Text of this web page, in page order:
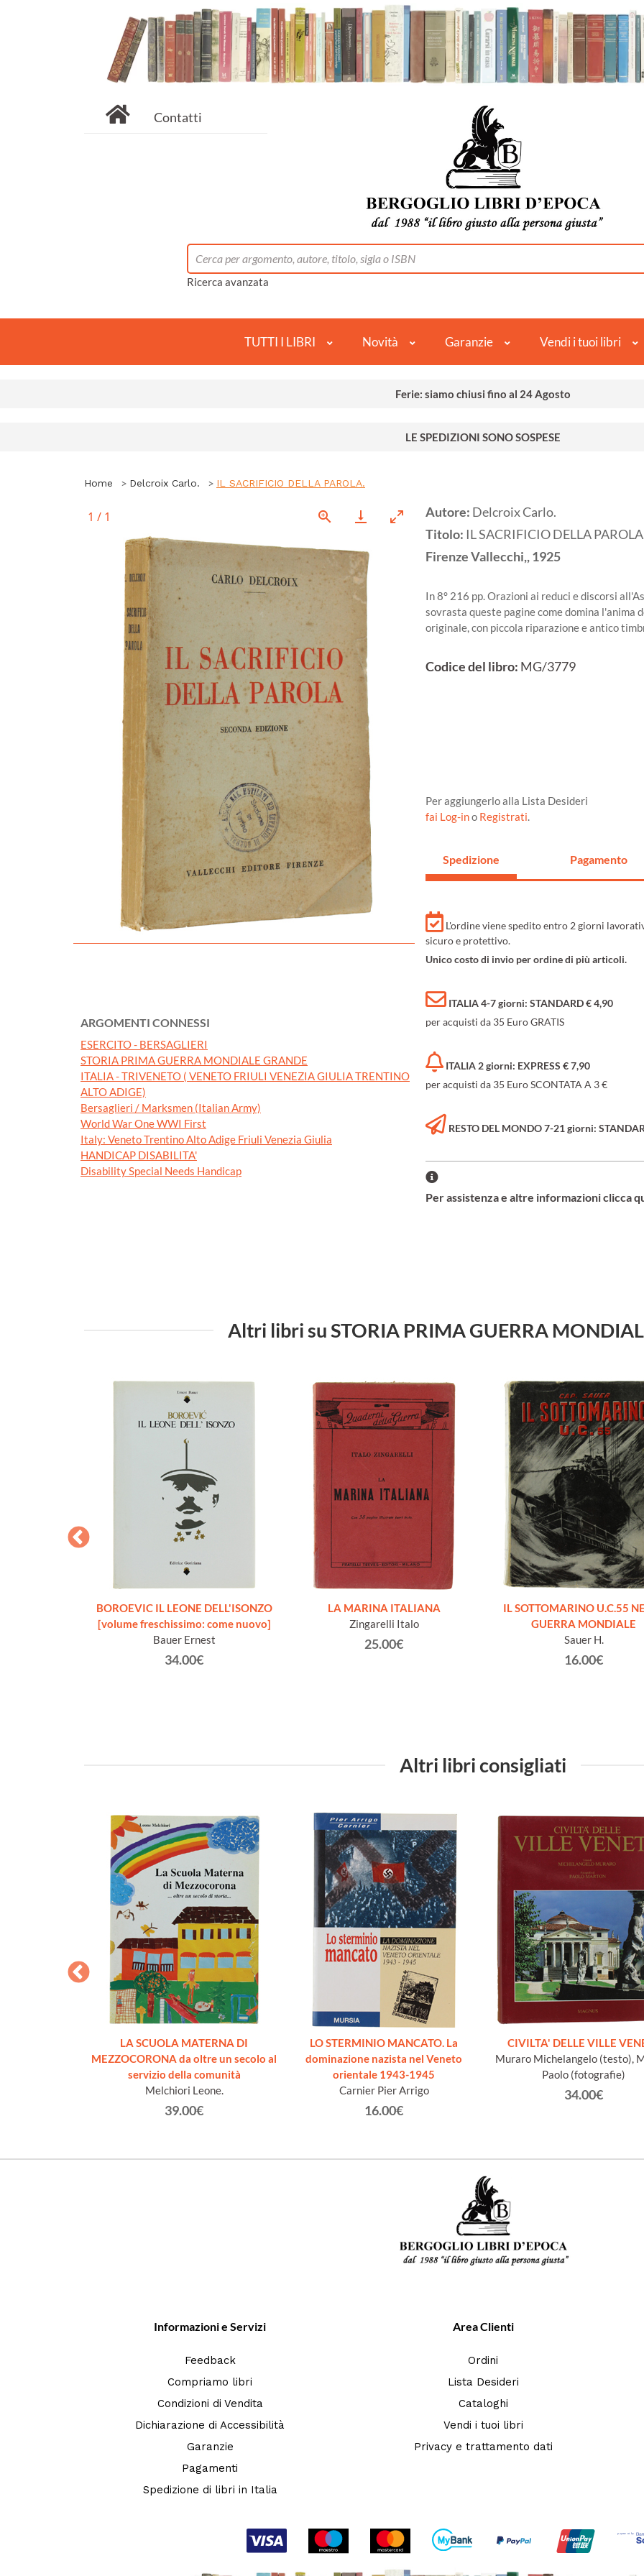
Contatti
Ricerca avanzata
TUTTI I LIBRI Novità Garanzie Vendi i tuoi libri
Ferie: siamo chiusi fino al 24 Agosto
LE SPEDIZIONI SONO SOSPESE
Home Delcroix Carlo. IL SACRIFICIO DELLA PAROLA.
1 / 1
ARGOMENTI CONNESSI
ESERCITO - BERSAGLIERI
STORIA PRIMA GUERRA MONDIALE GRANDE
ITALIA - TRIVENETO ( VENETO FRIULI VENEZIA GIULIA TRENTINO
ALTO ADIGE)
Bersaglieri / Marksmen (Italian Army)
World War One WWI First
Italy: Veneto Trentino Alto Adige Friuli Venezia Giulia
HANDICAP DISABILITA'
Disability Special Needs Handicap
Autore: Delcroix Carlo.
Titolo: IL SACRIFICIO DELLA
FirenzeVallecchi,,1925
In 8° 216 pp. Orazioni ai reduci e discorsi
sovrasta queste pagine come domina l'anima
originale, con piccola riparazione e antico
Codice del libro: MG/3779
Per aggiungerlo alla Lista Desideri
fai Log-ino Registrati.
Spedizione Pagamento
L'ordine viene spedito entro 2 giorni
sicuro e protettivo.
Unico costo di invio per ordine di più articoli.
ITALIA 4-7 giorni: STANDARD € 4,90
per acquisti da 35 Euro GRATIS
ITALIA 2 giorni: EXPRESS € 7,90
per acquisti da 35 Euro SCONTATA A 3 €
RESTO DEL MONDO 7-21 giorni:
Per assistenza e altre informazioni clicca
Altri libri su STORIA PRIMA GUERRA
BOROEVIC IL LEONE DELL'ISONZO
[volume freschissimo: come nuovo]
Bauer Ernest
34.00€
LA MARINA ITALIANA
Zingarelli Italo
25.00€
IL SOTTOMARINO U.C.55
GUERRA MONDIALE
Sauer H.
16.00€
Altri libri consigliati
LA SCUOLA MATERNA DI
MEZZOCORONA da oltre un secolo al
servizio della comunità
Melchiori Leone.
39.00€
LO STERMINIO MANCATO. La
dominazione nazista nel Veneto
orientale 1943-1945
Carnier Pier Arrigo
16.00€
CIVILTA' DELLE VILLE
Muraro Michelangelo (testo),
Paolo (fotografie)
34.00€
Informazioni e Servizi
Feedback
Compriamo libri
Condizioni di Vendita
Dichiarazione di Accessibilità
Garanzie
Pagamenti
Spedizione di libri in Italia
Area Clienti
Ordini
Lista Desideri
Cataloghi
Vendi i tuoi libri
Privacy e trattamento dati